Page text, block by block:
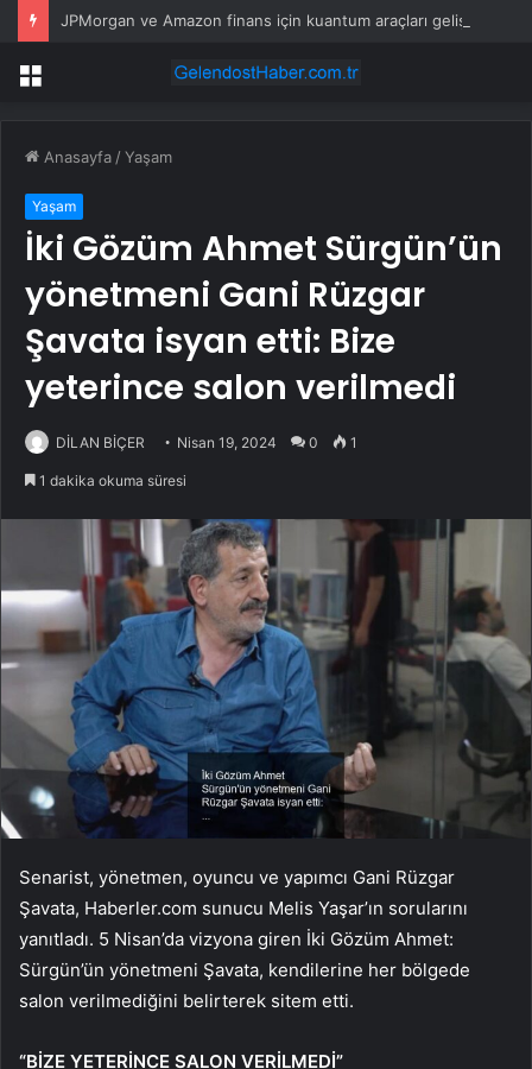
Menü
Anasayfa /Yaşam
Yaşam
İki Gözüm Ahmet Sürgün’ün
yönetmeni Gani Rüzgar
Şavata isyan etti: Bize
yeterince salon verilmedi
DİLAN BİÇER Nisan 19, 2024 0 1
1 dakika okuma süresi
Senarist, yönetmen, oyuncu ve yapımcı Gani Rüzgar
Şavata, Haberler.com sunucu Melis Yaşar’ın sorularını
yanıtladı. 5 Nisan’da vizyona giren İki Gözüm Ahmet:
Sürgün’ün yönetmeni Şavata, kendilerine her bölgede
salon verilmediğini belirterek sitem etti.
“BİZE YETERİNCE SALON VERİLMEDİ”